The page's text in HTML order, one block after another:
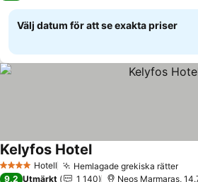
Välj datum för att se exakta priser
4 StjärnorHotell Hemlagade grekiska rätterSe
Kelyfos HotelSe priser
9,2 Utmärkt 1 140 Neos Marmaras,